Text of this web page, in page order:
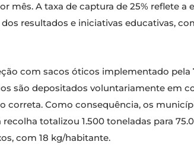
mês. A taxa de captura de 25% reflete a
resultados e iniciativas educativas,
com sacos óticos implementado pela
são depositados voluntariamente em
correta. Como consequência, os
totalizou 1.500 toneladas para
com 18 kg/habitante.